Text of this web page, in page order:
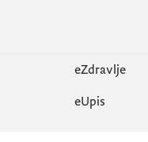
eZdravlje
еUpis